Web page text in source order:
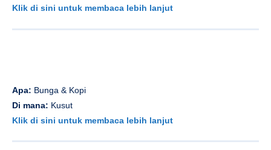
Klik di sini untuk membaca lebih lanjut
Apa: Bunga & Kopi
Di mana: Kusut
Klik di sini untuk membaca lebih lanjut